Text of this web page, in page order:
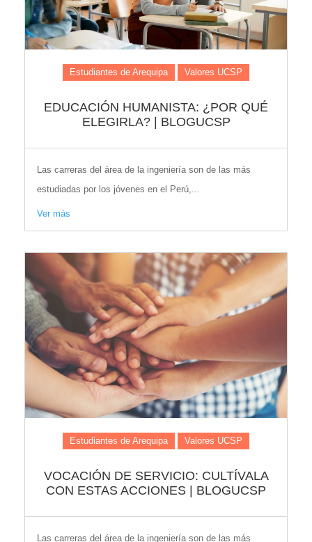
Estudiantes de Arequipa Valores UCSP
EDUCACIÓN HUMANISTA: ¿POR QUÉ
ELEGIRLA? | BLOGUCSP
Las carreras del área de la ingeniería son de las más
estudiadas por los jóvenes en el Perú,...
Ver más
Estudiantes de Arequipa Valores UCSP
VOCACIÓN DE SERVICIO: CULTÍVALA
CON ESTAS ACCIONES | BLOGUCSP
Las carreras del área de la ingeniería son de las más